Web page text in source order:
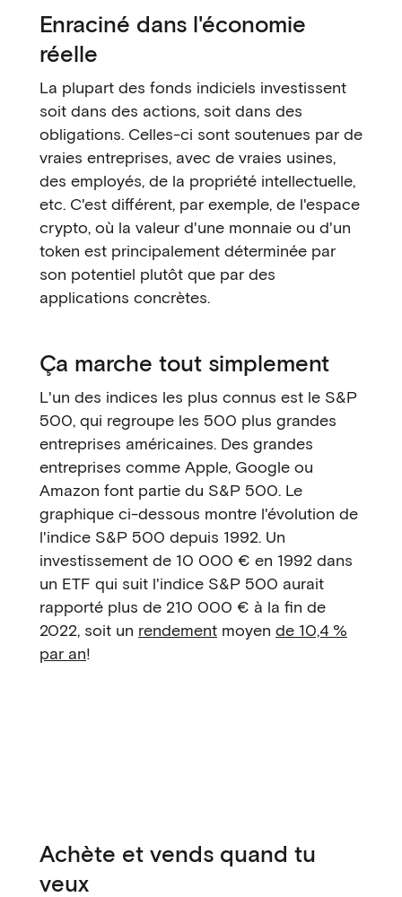
Enraciné dans l'économie
réelle
La plupart des fonds indiciels investissent
soit dans des actions, soit dans des
obligations. Celles-ci sont soutenues par de
vraies entreprises, avec de vraies usines,
des employés, de la propriété intellectuelle,
etc. C'est différent, par exemple, de l'espace
crypto, où la valeur d'une monnaie ou d'un
token est principalement déterminée par
son potentiel plutôt que par des
applications concrètes.
Ça marche tout simplement
L'un des indices les plus connus est le S&P
500, qui regroupe les 500 plus grandes
entreprises américaines. Des grandes
entreprises comme Apple, Google ou
Amazon font partie du S&P 500. Le
graphique ci-dessous montre l'évolution de
l'indice S&P 500 depuis 1992. Un
investissement de 10 000 € en 1992 dans
un ETF qui suit l'indice S&P 500 aurait
rapporté plus de 210 000 € à la fin de
2022, soit un rendement moyen de 10,4 %
par an!
Achète et vends quand tu
veux